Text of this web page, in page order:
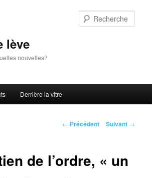
lève
nouvelles?
Derrière la vitre
Navigation
← Précédent Suivant →
de l’ordre, « un